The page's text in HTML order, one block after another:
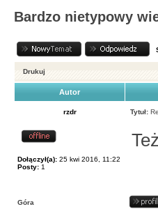
Bardzo nietypowy
Drukuj
Autor
rzdr Tytuł:
Dołączył(a): 25 kwi 2016, 11:22
Posty: 1
Góra